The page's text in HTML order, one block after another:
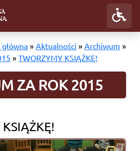
» Aktualności » Archiwum »
» TWORZYMY KSIĄŻKĘ!
ZA ROK 2015